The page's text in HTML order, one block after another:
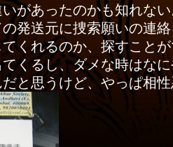
があったのかも知れな
発送元に捜索願いの連
くれるのか、探すこと
くるし、ダメな時はな
と思うけど、やっぱ相